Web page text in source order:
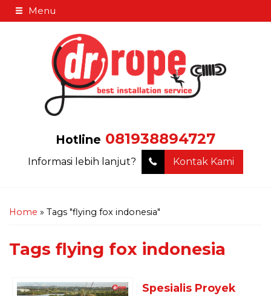
Menu
Hotline 081938894727
Informasi lebih lanjut? Kontak Kami
Home » Tags "flying fox indonesia"
Tags flying fox indonesia
Spesialis Proyek